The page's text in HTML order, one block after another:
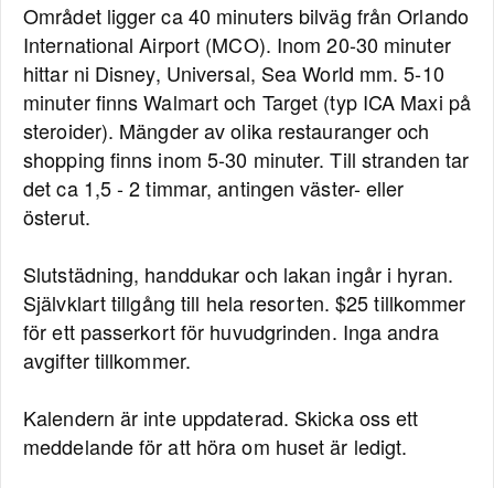
Området ligger ca 40 minuters bilväg från Orlando
International Airport (MCO). Inom 20-30 minuter
hittar ni Disney, Universal, Sea World mm. 5-10
minuter finns Walmart och Target (typ ICA Maxi på
steroider). Mängder av olika restauranger och
shopping finns inom 5-30 minuter. Till stranden tar
det ca 1,5 - 2 timmar, antingen väster- eller
österut.
Slutstädning, handdukar och lakan ingår i hyran.
Självklart tillgång till hela resorten. $25 tillkommer
för ett passerkort för huvudgrinden. Inga andra
avgifter tillkommer.
Kalendern är inte uppdaterad. Skicka oss ett
meddelande för att höra om huset är ledigt.